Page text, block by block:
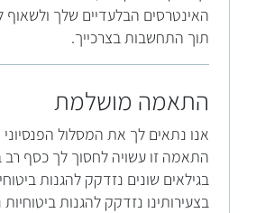
האינטרסים הבלעדיים שלך ולשאוף
תוך התחשבות בצרכייך.
התאמה מושלמת
אנו נתאים לך את המסלול
התאמה זו עשויה לחסוך לך כסף רב
בגילאים שונים נזדקק להגנות
בצעירותינו נזדקק להגנות